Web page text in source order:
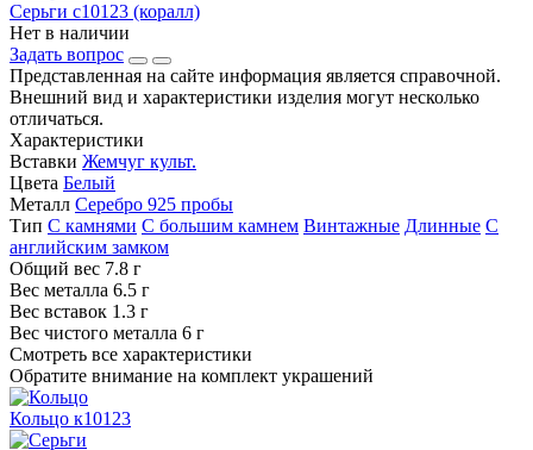
Серьги с10123 (коралл)
Нет в наличии
Задать вопрос
Представленная на сайте информация является справочной.
Внешний вид и характеристики изделия могут несколько
отличаться.
Характеристики
Вставки Жемчуг культ.
Цвета Белый
Металл Серебро 925 пробы
Тип С камнями С большим камнем Винтажные Длинные С
английским замком
Общий вес 7.8 г
Вес металла 6.5 г
Вес вставок 1.3 г
Вес чистого металла 6 г
Смотреть все характеристики
Обратите внимание на комплект украшений
Кольцо к10123